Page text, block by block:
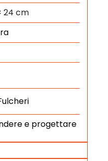
24 cm
e progettare